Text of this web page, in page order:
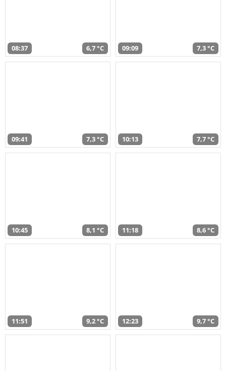
08:37 6,7 °C 09:09 7,3 °C
09:41 7,3 °C 10:13 7,7 °C
10:45 8,1 °C 11:18 8,6 °C
11:51 9,2 °C 12:23 9,7 °C